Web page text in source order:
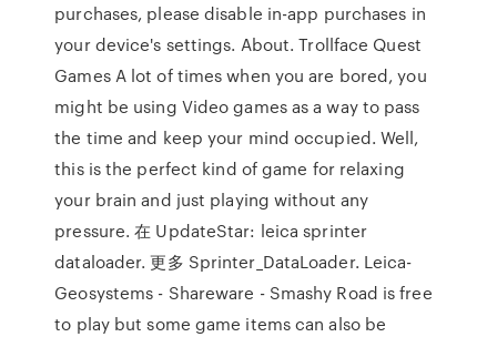
purchases, please disable in-app purchases in
your device's settings. About. Trollface Quest
Games A lot of times when you are bored, you
might be using Video games as a way to pass
the time and keep your mind occupied. Well,
this is the perfect kind of game for relaxing
your brain and just playing without any
pressure. 在 UpdateStar: leica sprinter
dataloader. 更多 Sprinter_DataLoader. Leica-
Geosystems - Shareware - Smashy Road is free
to play but some game items can also be